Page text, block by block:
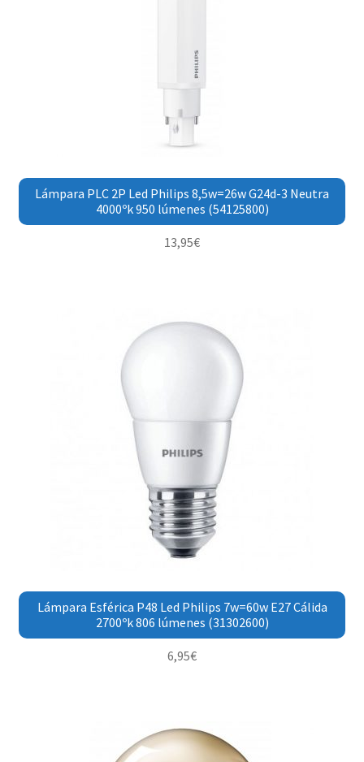
Lámpara PLC 2P Led Philips 8,5w=26w G24d-3 Neutra
4000ºk 950 lúmenes (54125800)
13,95€
Lámpara Esférica P48 Led Philips 7w=60w E27 Cálida
2700ºk 806 lúmenes (31302600)
6,95€